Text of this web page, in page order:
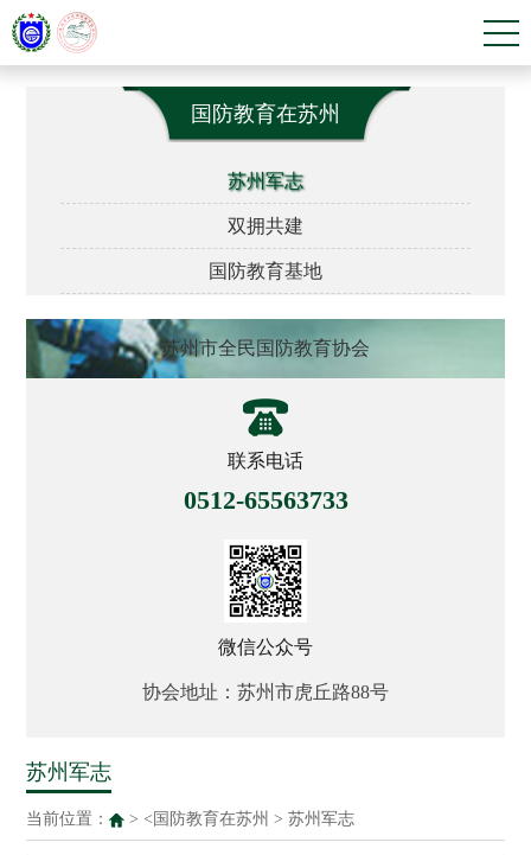
国防教育在苏州
苏州军志
双拥共建
国防教育基地
苏州市全民国防教育协会
联系电话
0512-65563733
微信公众号
协会地址：苏州市虎丘路88号
苏州军志
当前位置： > < 国防教育在苏州 >苏州军志